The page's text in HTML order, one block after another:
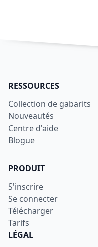
RESSOURCES
Collection de gabarits
Nouveautés
Centre d'aide
Blogue
PRODUIT
S'inscrire
Se connecter
Télécharger
Tarifs
LÉGAL